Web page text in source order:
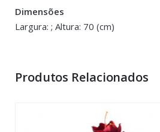
Dimensões
Largura: ; Altura: 70 (cm)
Dimensões
Be the first to review
You must be <a href="https://
Produtos Relacionados